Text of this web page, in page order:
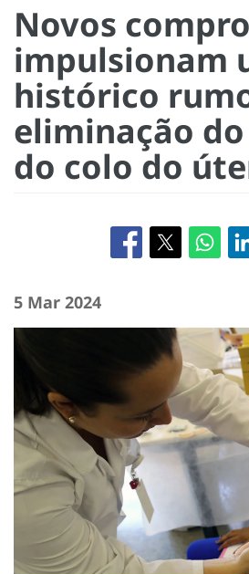
Novos
impulsionam
histórico
eliminação
do colo do
5 Mar 2024